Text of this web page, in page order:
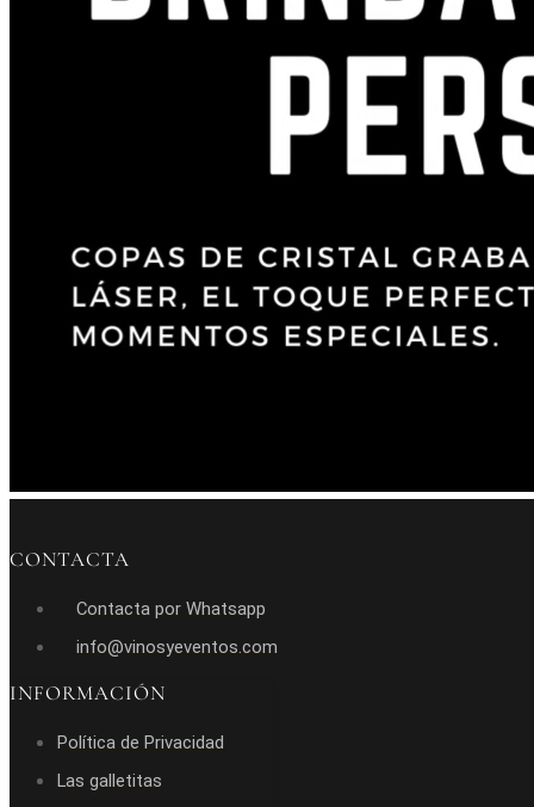
CONTACTA
Contacta por Whatsapp
info@vinosyeventos.com
INFORMACIÓN
Política de Privacidad
Las galletitas